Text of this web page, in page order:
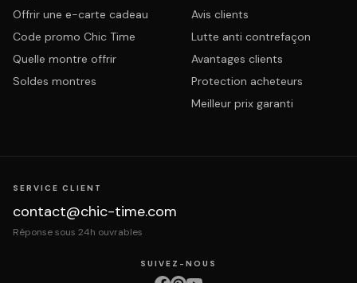
Offrir une e-carte cadeau
Code promo Chic Time
Quelle montre offrir
Soldes montres
Avis clients
Lutte anti contrefaçon
Avantages clients
Protection acheteurs
Meilleur prix garanti
SERVICE CLIENT
contact@chic-time.com
Réponse sous 24h ouvrables
SUIVEZ-NOUS